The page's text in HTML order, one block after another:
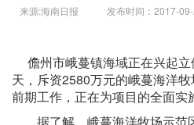
来源:海南日报 发布时间：2017-09-
儋州市峨蔓镇海域正在兴起立
天，斥资2580万元的峨蔓海洋
前期工作，正在为项目的全面实